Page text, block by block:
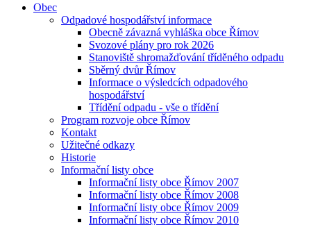
Obec
Odpadové hospodářství informace
Obecně závazná vyhláška obce Římov
Svozové plány pro rok 2026
Stanoviště shromažďování tříděného odpadu
Sběrný dvůr Římov
Informace o výsledcích odpadového
hospodářství
Třídění odpadu - vše o třídění
Program rozvoje obce Římov
Kontakt
Užitečné odkazy
Historie
Informační listy obce
Informační listy obce Římov 2007
Informační listy obce Římov 2008
Informační listy obce Římov 2009
Informační listy obce Římov 2010